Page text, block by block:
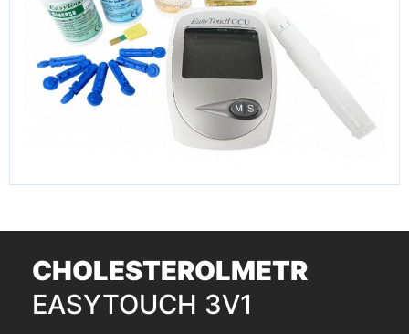
CHOLESTEROLMETR
EASYTOUCH 3V1